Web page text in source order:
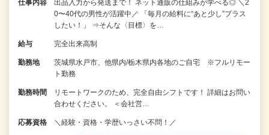
仕事内容
出品入力から発送まで！ ネット通販の仕組みが学べる◎ ＼2
0〜40代の男性が活躍中／ 「毎月の給料に“あと少し”プラス
したい！」 ⇒そんな〈目標〉を…
給与 完全出来高制
勤務地
茨城県水戸市、他県内/栃木県内各地のご自宅 ※フルリモー
ト勤務
勤務時間
リモートワークのため、完全自由シフトです！ 詳細はお問い
合わせください。 ＜会社営…
応募資格 ＼経験・資格・学歴いっさい不問！／